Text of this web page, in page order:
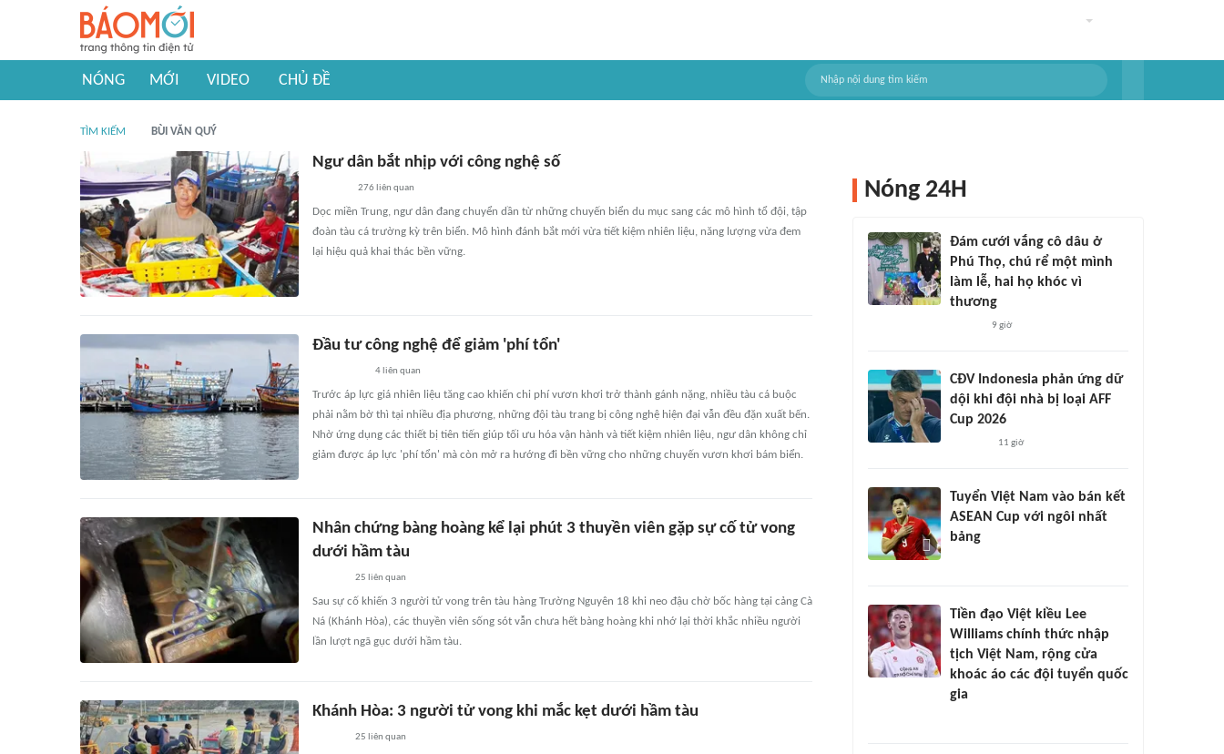
NÓNG MỚI VIDEO CHỦ ĐỀ
TÌM KIẾM BÙI VĂN QUÝ
Ngư dân bắt nhịp với công nghệ số
276 liên quan
Dọc miền Trung, ngư dân đang chuyển dần từ những chuyến biển du mục sang các mô hình tổ đội, tập
đoàn tàu cá trường kỳ trên biển. Mô hình đánh bắt mới vừa tiết kiệm nhiên liệu, năng lượng vừa đem
lại hiệu quả khai thác bền vững.
Đầu tư công nghệ để giảm 'phí tổn'
4 liên quan
Trước áp lực giá nhiên liệu tăng cao khiến chi phí vươn khơi trở thành gánh nặng, nhiều tàu cá buộc
phải nằm bờ thì tại nhiều địa phương, những đội tàu trang bị công nghệ hiện đại vẫn đều đặn xuất bến.
Nhờ ứng dụng các thiết bị tiên tiến giúp tối ưu hóa vận hành và tiết kiệm nhiên liệu, ngư dân không chỉ
giảm được áp lực 'phí tổn' mà còn mở ra hướng đi bền vững cho những chuyến vươn khơi bám biển.
Nhân chứng bàng hoàng kể lại phút 3 thuyền viên gặp sự cố tử vong
dưới hầm tàu
25 liên quan
Sau sự cố khiến 3 người tử vong trên tàu hàng Trường Nguyên 18 khi neo đậu chờ bốc hàng tại cảng Cà
Ná (Khánh Hòa), các thuyền viên sống sót vẫn chưa hết bàng hoàng khi nhớ lại thời khắc nhiều người
lần lượt ngã gục dưới hầm tàu.
Khánh Hòa: 3 người tử vong khi mắc kẹt dưới hầm tàu
25 liên quan
Nóng 24H
Đám cưới vắng cô dâu ở
Phú Thọ, chú rể một mình
làm lễ, hai họ khóc vì
thương
9 giờ
CĐV Indonesia phản ứng dữ
dội khi đội nhà bị loại AFF
Cup 2026
11 giờ
Tuyển Việt Nam vào bán kết
ASEAN Cup với ngôi nhất
bảng
Tiền đạo Việt kiều Lee
Williams chính thức nhập
tịch Việt Nam, rộng cửa
khoác áo các đội tuyển quốc
gia